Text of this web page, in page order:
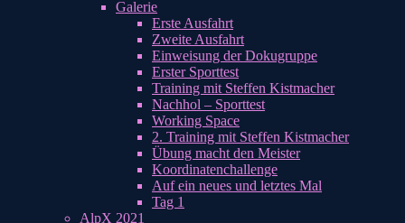
Galerie
Erste Ausfahrt
Zweite Ausfahrt
Einweisung der Dokugruppe
Erster Sporttest
Training mit Steffen Kistmacher
Nachhol – Sporttest
Working Space
2. Training mit Steffen Kistmacher
Übung macht den Meister
Koordinatenchallenge
Auf ein neues und letztes Mal
Tag 1
AlpX 2021